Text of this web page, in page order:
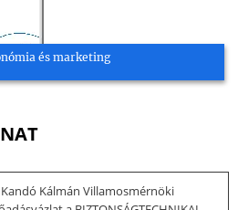
és marketing
Kálmán Villamosmérnöki